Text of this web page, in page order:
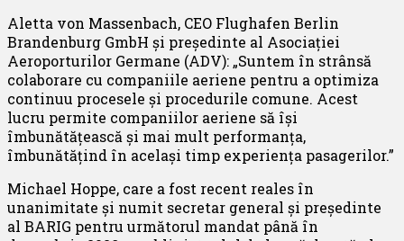
Aletta von Massenbach, CEO Flughafen Berlin
Brandenburg GmbH și președinte al Asociației
Aeroporturilor Germane (ADV): ​​„Suntem în strânsă
colaborare cu companiile aeriene pentru a optimiza
continuu procesele și procedurile comune. Acest
lucru permite companiilor aeriene să își
îmbunătățească și mai mult performanța,
îmbunătățind în același timp experiența pasagerilor.”
Michael Hoppe, care a fost recent reales în
unanimitate și numit secretar general și președinte
al BARIG pentru următorul mandat până în